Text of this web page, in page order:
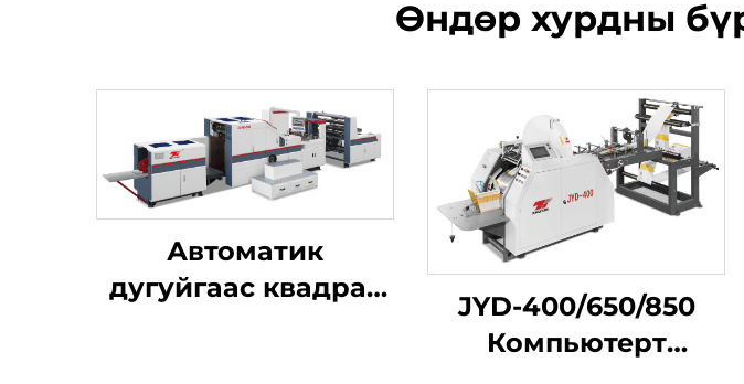
Өндөр хурдны
Автоматик
дугуйгаас квадрат
JYD-400/650/850
Компьютерт